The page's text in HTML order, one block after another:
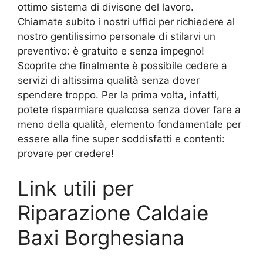
ottimo sistema di divisone del lavoro.
Chiamate subito i nostri uffici per richiedere al
nostro gentilissimo personale di stilarvi un
preventivo: è gratuito e senza impegno!
Scoprite che finalmente è possibile cedere a
servizi di altissima qualità senza dover
spendere troppo. Per la prima volta, infatti,
potete risparmiare qualcosa senza dover fare a
meno della qualità, elemento fondamentale per
essere alla fine super soddisfatti e contenti:
provare per credere!
Link utili per
Riparazione Caldaie
Baxi Borghesiana